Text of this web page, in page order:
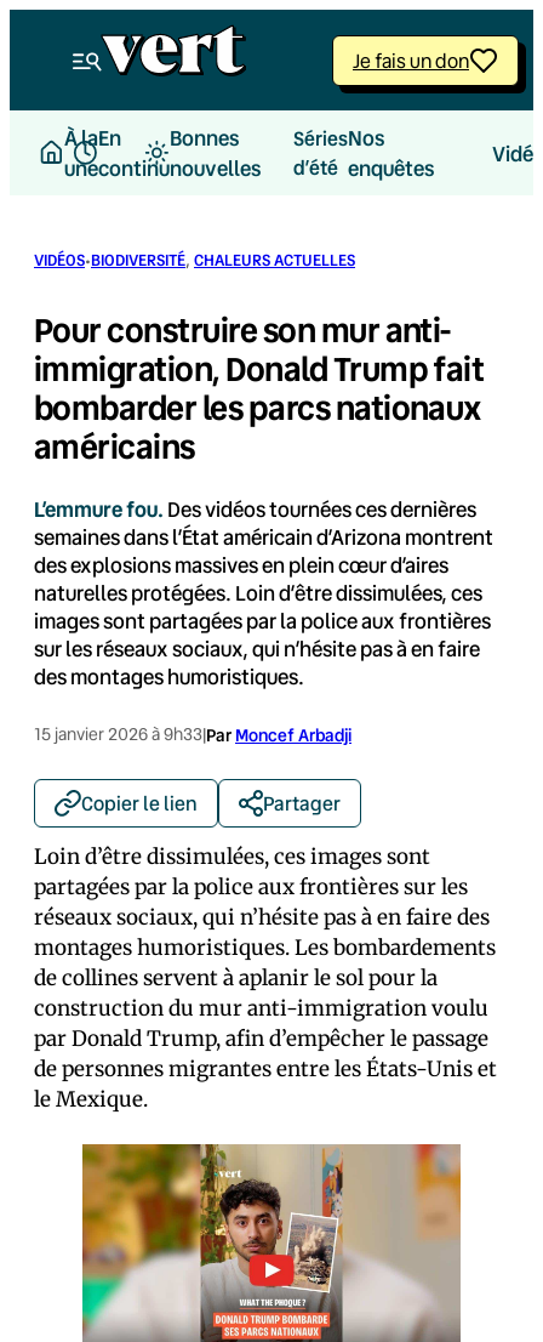
Je fais un don
À la
une
En
continu
Bonnes
nouvelles
Séries
d’été
Nos
enquêtes
VIDÉOS·BIODIVERSITÉ, CHALEURS ACTUELLES
Pour construire son mur anti-
immigration, Donald Trump fait
bombarder les parcs nationaux
américains
L’emmure fou. Des vidéos tournées ces dernières
semaines dans l’État américain d’Arizona montrent
des explosions massives en plein cœur d’aires
naturelles protégées. Loin d’être dissimulées, ces
images sont partagées par la police aux frontières
sur les réseaux sociaux, qui n’hésite pas à en faire
des montages humoristiques.
15 janvier 2026 à 9h33|Par Moncef Arbadji
Copier le lien Partager
Loin d’être dissimulées, ces images sont
partagées par la police aux frontières sur les
réseaux sociaux, qui n’hésite pas à en faire des
montages humoristiques. Les bombardements
de collines servent à aplanir le sol pour la
construction du mur anti-immigration voulu
par Donald Trump, afin d’empêcher le passage
de personnes migrantes entre les États-Unis et
le Mexique.